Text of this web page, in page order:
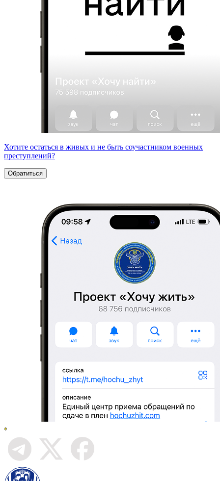
Хотите остаться в живых и не быть соучастником военных
преступлений?
Обратиться